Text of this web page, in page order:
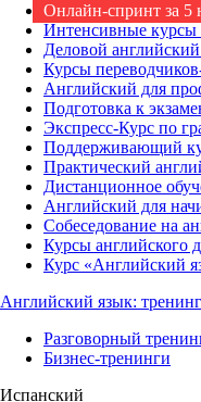
Онлайн-спринт за 5
Интенсивные курсы
Деловой
Курсы
Английский для
Подготовка к
Экспресс-Курс по
Поддерживающий
Практический
Дистанционное
Английский для
Собеседование на
Курсы английского
Курс «Английский
Английский язык:
Разговорный
Бизнес-тренинги
Испанский